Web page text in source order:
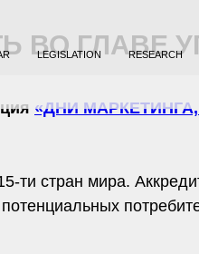
LEGISLATION RESEARCH
ВО ГЛАВЕ
«ДНИ
ти стран мира.